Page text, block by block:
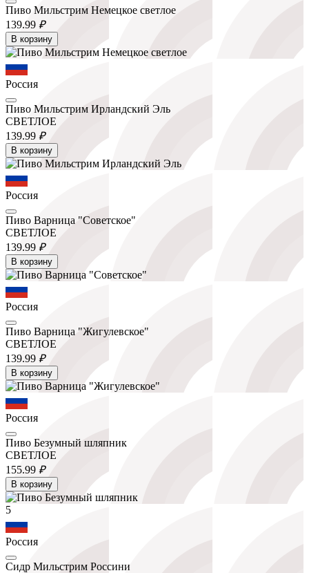
Пиво Мильстрим Немецкое светлое
139.99 ₽
В корзину
Россия
Пиво Мильстрим Ирландский Эль
СВЕТЛОЕ
139.99 ₽
В корзину
Россия
Пиво Варница "Советское"
СВЕТЛОЕ
139.99 ₽
В корзину
Россия
Пиво Варница "Жигулевское"
СВЕТЛОЕ
139.99 ₽
В корзину
Россия
Пиво Безумный шляпник
СВЕТЛОЕ
155.99 ₽
В корзину
5
Россия
Сидр Мильстрим Россини